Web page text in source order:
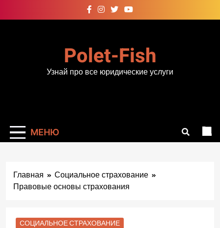
к
Polet-Fish
Узнай про все юридические услуги
МЕНЮ
Главная
Социальное страхование
Правовые основы страхования
СОЦИАЛЬНОЕ СТРАХОВАНИЕ